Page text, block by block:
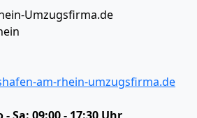
Umzugsfirma.de
am-rhein-umzugsfirma.de
- Sa: 09:00 - 17:30 Uhr